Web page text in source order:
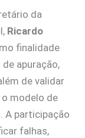
da
Ricardo
finalidade
apuração,
de validar
modelo de
A participação
falhas,